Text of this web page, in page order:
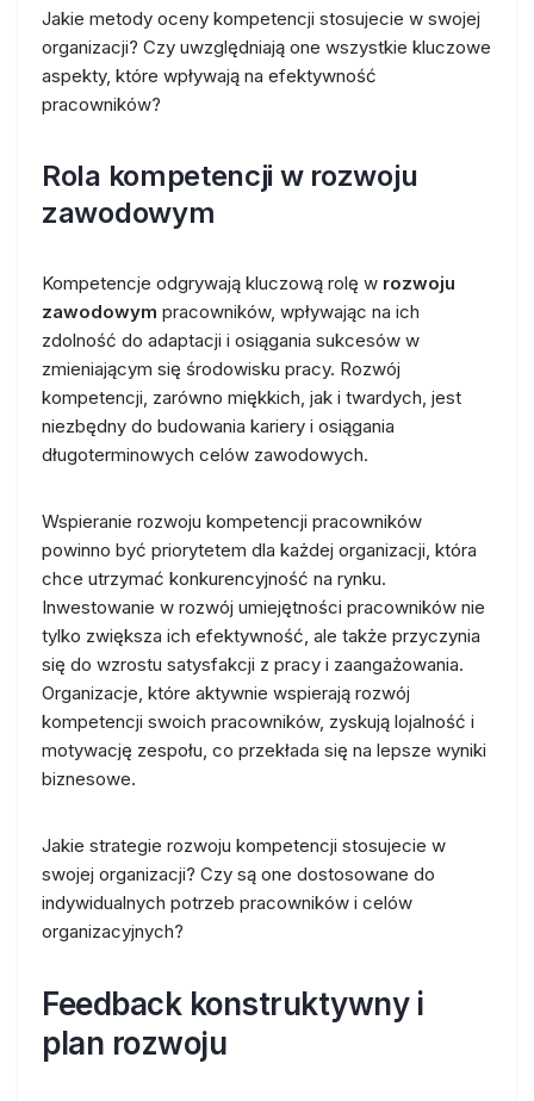
Jakie metody oceny kompetencji stosujecie w swojej
organizacji? Czy uwzględniają one wszystkie kluczowe
aspekty, które wpływają na efektywność
pracowników?
Rola kompetencji w rozwoju
zawodowym
Kompetencje odgrywają kluczową rolę w rozwoju
zawodowym pracowników, wpływając na ich
zdolność do adaptacji i osiągania sukcesów w
zmieniającym się środowisku pracy. Rozwój
kompetencji, zarówno miękkich, jak i twardych, jest
niezbędny do budowania kariery i osiągania
długoterminowych celów zawodowych.
Wspieranie rozwoju kompetencji pracowników
powinno być priorytetem dla każdej organizacji, która
chce utrzymać konkurencyjność na rynku.
Inwestowanie w rozwój umiejętności pracowników nie
tylko zwiększa ich efektywność, ale także przyczynia
się do wzrostu satysfakcji z pracy i zaangażowania.
Organizacje, które aktywnie wspierają rozwój
kompetencji swoich pracowników, zyskują lojalność i
motywację zespołu, co przekłada się na lepsze wyniki
biznesowe.
Jakie strategie rozwoju kompetencji stosujecie w
swojej organizacji? Czy są one dostosowane do
indywidualnych potrzeb pracowników i celów
organizacyjnych?
Feedback konstruktywny i
plan rozwoju